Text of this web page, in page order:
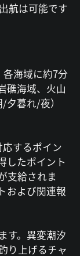
航は可能です
海域に約7分
礁海域、火山
夕暮れ/夜）
するポイン
したポイント
支給されま
および関連報
す。異変潮汐
り上げるチャ